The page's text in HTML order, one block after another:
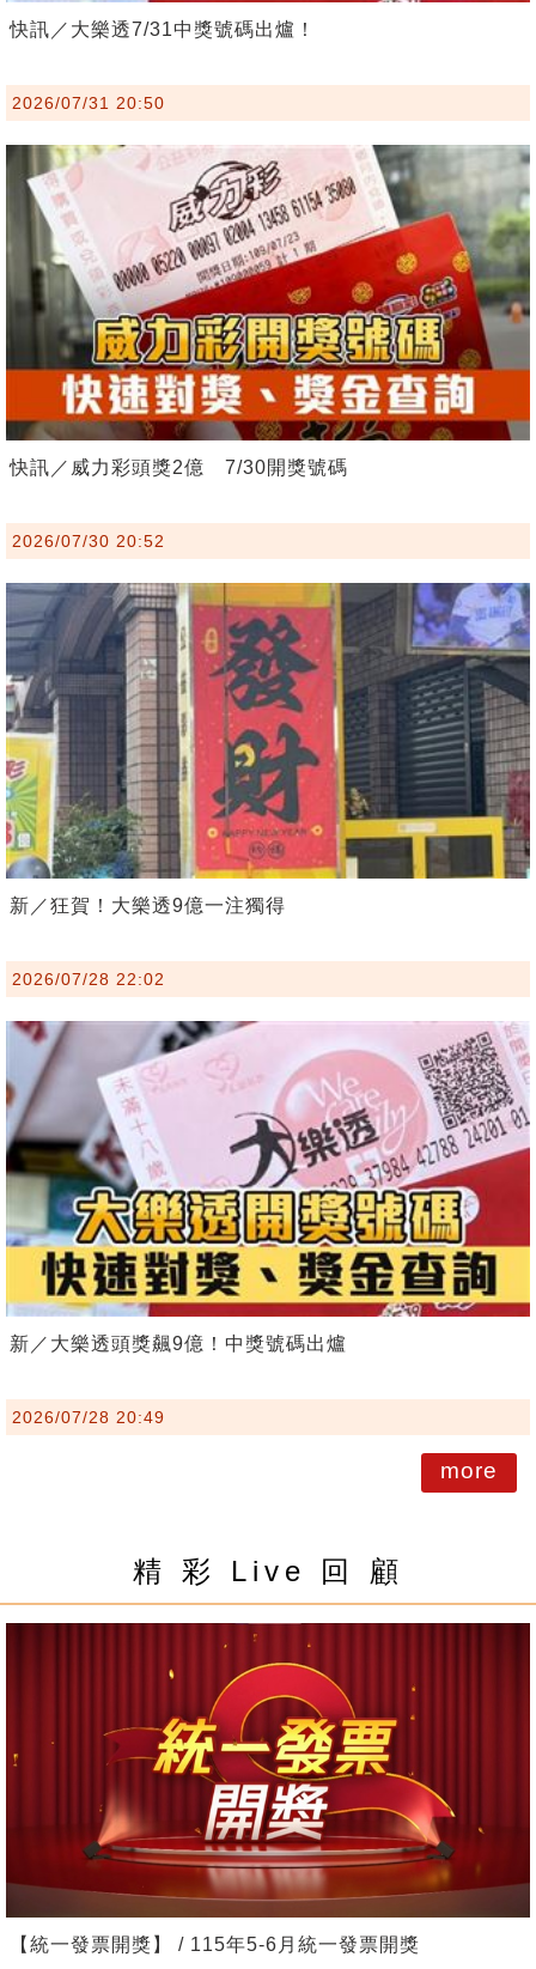
快訊／大樂透7/31中獎號碼出爐！
2026/07/31 20:50
快訊／威力彩頭獎2億 7/30開獎號碼
2026/07/30 20:52
新／狂賀！大樂透9億一注獨得
2026/07/28 22:02
新／大樂透頭獎飆9億！中獎號碼出爐
2026/07/28 20:49
more
精 彩 Live 回 顧
【統一發票開獎】 / 115年5-6月統一發票開獎